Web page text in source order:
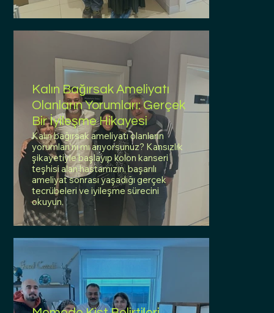
Kalın Bağırsak Ameliyatı
Olanların Yorumları: Gerçek
Bir İyileşme Hikayesi
Kalın bağırsak ameliyatı olanların
yorumları'nı mı arıyorsunuz? Kansızlık
şikayetiyle başlayıp kolon kanseri
teşhisi alan hastamızın, başarılı
ameliyat sonrası yaşadığı gerçek
tecrübeleri ve iyileşme sürecini
okuyun.